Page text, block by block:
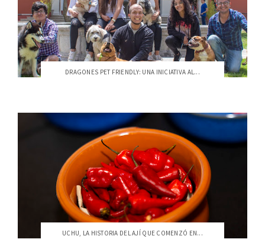
DRAGONES PET FRIENDLY: UNA INICIATIVA AL...
UCHU, LA HISTORIA DEL AJÍ QUE COMENZÓ EN...